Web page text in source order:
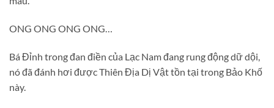
ONG ONG ONG ONG…
Bá Đỉnh trong đan điền của Lạc Nam đang rung động dữ dội,
nó đã đánh hơi được Thiên Địa Dị Vật tồn tại trong Bảo Khố
này.